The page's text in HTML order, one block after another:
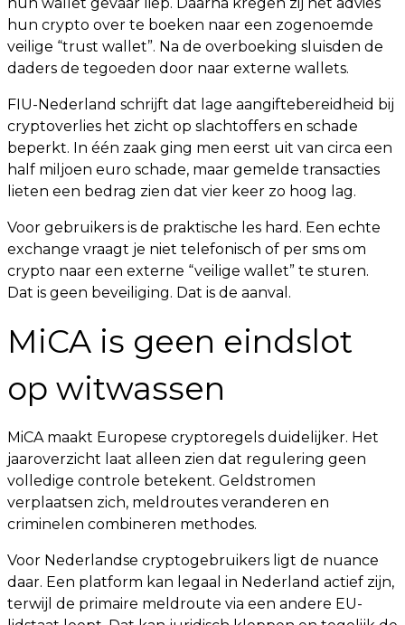
hun crypto over te boeken naar een zogenoemde
veilige “trust wallet”. Na de overboeking sluisden de
daders de tegoeden door naar externe wallets.
FIU-Nederland schrijft dat lage aangiftebereidheid bij
cryptoverlies het zicht op slachtoffers en schade
beperkt. In één zaak ging men eerst uit van circa een
half miljoen euro schade, maar gemelde transacties
lieten een bedrag zien dat vier keer zo hoog lag.
Voor gebruikers is de praktische les hard. Een echte
exchange vraagt je niet telefonisch of per sms om
crypto naar een externe “veilige wallet” te sturen.
Dat is geen beveiliging. Dat is de aanval.
MiCA is geen eindslot
op witwassen
MiCA maakt Europese cryptoregels duidelijker. Het
jaaroverzicht laat alleen zien dat regulering geen
volledige controle betekent. Geldstromen
verplaatsen zich, meldroutes veranderen en
criminelen combineren methodes.
Voor Nederlandse cryptogebruikers ligt de nuance
daar. Een platform kan legaal in Nederland actief zijn,
terwijl de primaire meldroute via een andere EU-